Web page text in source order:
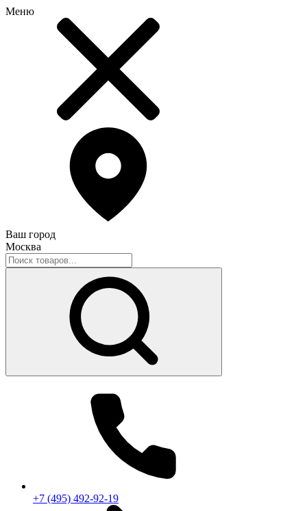
Меню
Ваш город
Москва
+7 (495) 492-92-19